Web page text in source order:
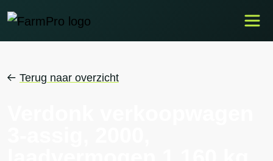
Terug naar overzicht